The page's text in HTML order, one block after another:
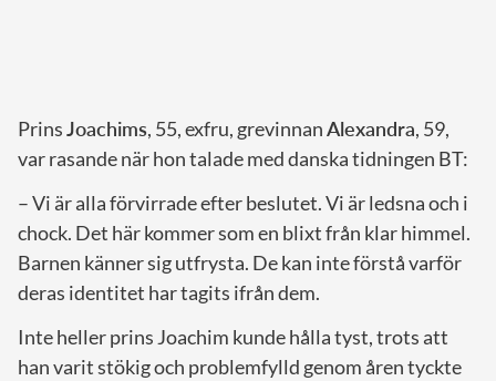
PrinsJoachims, 55, exfru, grevinnanAlexandra, 59,
var rasande när hon talade med danska tidningen BT:
– Vi är alla förvirrade efter beslutet. Vi är ledsna och i
chock. Det här kommer som en blixt från klar himmel.
Barnen känner sig utfrysta. De kan inte förstå varför
deras identitet har tagits ifrån dem.
Inte heller prins Joachim kunde hålla tyst, trots att
han varit stökig och problemfylld genom åren tyckte